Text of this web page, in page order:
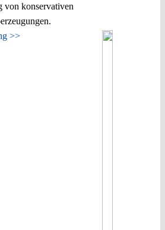
von konservativen
>>